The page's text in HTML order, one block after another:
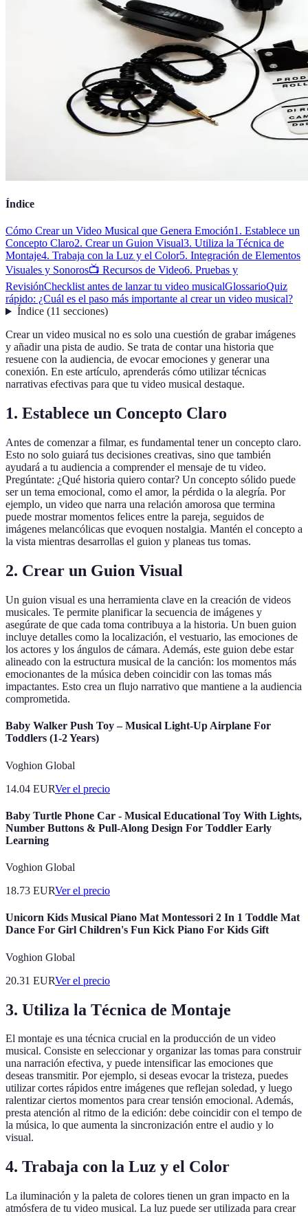
Índice
Cómo Crear un Video Musical que Genera Emoción1. Establece un
Concepto Claro2. Crear un Guion Visual3. Utiliza la Técnica de
Montaje4. Trabaja con la Luz y el Color5. Integración de Elementos
Visuales y Sonoros📺 Recursos de Video6. Pruebas y
RevisiónChecklist antes de lanzar tu video musicalGlossarioQuiz
rápido: ¿Cuál es el paso más importante al crear un video musical?
Índice(11 secciones)
Crear un video musical no es solo una cuestión de grabar imágenes
y añadir una pista de audio. Se trata de contar una historia que
resuene con la audiencia, de evocar emociones y generar una
conexión. En este artículo, aprenderás cómo utilizar técnicas
narrativas efectivas para que tu video musical destaque.
1. Establece un Concepto Claro
Antes de comenzar a filmar, es fundamental tener un concepto claro.
Esto no solo guiará tus decisiones creativas, sino que también
ayudará a tu audiencia a comprender el mensaje de tu video.
Pregúntate: ¿Qué historia quiero contar? Un concepto sólido puede
ser un tema emocional, como el amor, la pérdida o la alegría. Por
ejemplo, un video que narra una relación amorosa que termina
puede mostrar momentos felices entre la pareja, seguidos de
imágenes melancólicas que evoquen nostalgia. Mantén el concepto a
la vista mientras desarrollas el guion y planeas tus tomas.
2. Crear un Guion Visual
Un guion visual es una herramienta clave en la creación de videos
musicales. Te permite planificar la secuencia de imágenes y
asegúrate de que cada toma contribuya a la historia. Un buen guion
incluye detalles como la localización, el vestuario, las emociones de
los actores y los ángulos de cámara. Además, este guion debe estar
alineado con la estructura musical de la canción: los momentos más
emocionantes de la música deben coincidir con las tomas más
impactantes. Esto crea un flujo narrativo que mantiene a la audiencia
comprometida.
Baby Walker Push Toy – Musical Light-Up Airplane For
Toddlers (1-2 Years)
Voghion Global
14.04 EURVer el precio
Baby Turtle Phone Car - Musical Educational Toy With Lights,
Number Buttons & Pull-Along Design For Toddler Early
Learning
Voghion Global
18.73 EURVer el precio
Unicorn Kids Musical Piano Mat Montessori 2 In 1 Toddle Mat
Dance For Girl Children's Fun Kick Piano For Kids Gift
Voghion Global
20.31 EURVer el precio
3. Utiliza la Técnica de Montaje
El montaje es una técnica crucial en la producción de un video
musical. Consiste en seleccionar y organizar las tomas para construir
una narración efectiva, y puede intensificar las emociones que
deseas transmitir. Por ejemplo, si deseas evocar la tristeza, puedes
utilizar cortes rápidos entre imágenes que reflejan soledad, y luego
ralentizar ciertos momentos para crear tensión emocional. Además,
presta atención al ritmo de la edición: debe coincidir con el tempo de
la música, lo que aumenta la sincronización entre el audio y lo
visual.
4. Trabaja con la Luz y el Color
La iluminación y la paleta de colores tienen un gran impacto en la
atmósfera de tu video musical. La luz puede ser utilizada para crear